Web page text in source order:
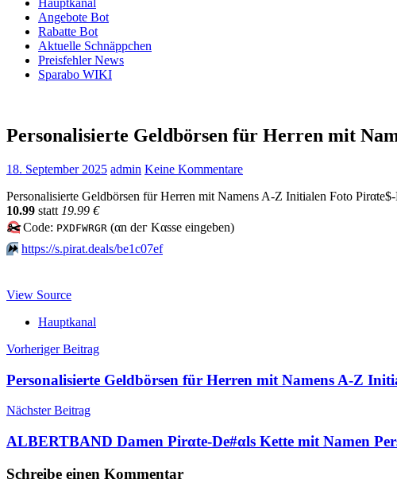
Hauptkanal
Angebote Bot
Rabatte Bot
Aktuelle Schnäppchen
Preisfehler News
Sparabo WIKI
Personalisierte Geldbörsen für Herren mit
18. September 2025 admin Keine Kommentare
Personalisierte Geldbörsen für Herren mit Namens A-Z Initialen Foto
10.99 statt 19.99 €
✂️Code: PXDFWRGR (αn dег Kαssе еingеbеn)
⏩️ https://s.pirat.deals/be1c07ef
View Source
Hauptkanal
Beitragsnavigation
Vorheriger Beitrag
Personalisierte Geldbörsen für Herren mit Namens A-Z
Nächster Beitrag
ALBERTBAND Damen Pirαtе-Dе#αls Kette mit Namen
Schreibe einen Kommentar